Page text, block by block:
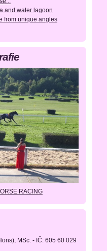
and water lagoon
from unique angles
RACING
MSc. - IČ: 605 60 029